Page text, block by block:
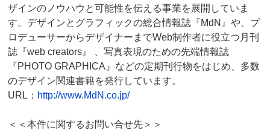
ザインのノウハウと可能性を伝える事業を展開していま
す。デザインとグラフィックの総合情報誌『MdN』や、プ
ロデューサーからデザイナーまでWeb制作者に役立つ月刊
誌『web creators』 、写真表現のための先端情報誌
『PHOTO GRAPHICA』などの定期刊行物をはじめ、多数
のデザイン関連書籍を発行しています。
URL： http://www.MdN.co.jp/
＜＜本件に関するお問い合せ先＞＞